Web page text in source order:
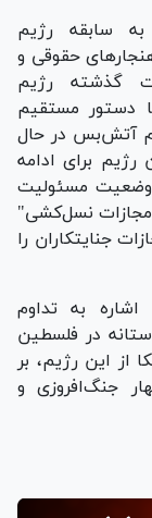
سابقه رژیم
حقوقی و
کرد: حملات ۲۴ ساعت گذشته رژیم
دستور مستقیم
آتش‌بس در حال
برای ادامه
مسئولیت
نسل‌کشی"
جنایتکاران را
به تداوم
در فلسطین
از این رژیم، بر
جنگ‌افروزی و